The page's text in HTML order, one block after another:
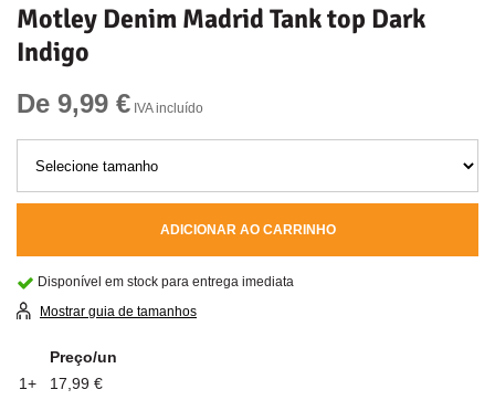
Motley Denim Madrid Tank top Dark
Indigo
De 9,99 € IVA incluído
ADICIONAR AO CARRINHO
Disponível em stock para entrega imediata
Mostrar guia de tamanhos
Preço/un
1+
17,99 €